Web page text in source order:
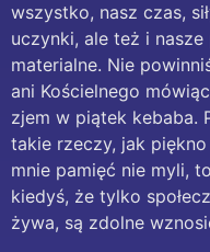
wszystko, nasz czas,
uczynki, ale też i
materialne. Nie
ani Kościelnego
zjem w piątek kebaba.
takie rzeczy, jak
mnie pamięć nie myli,
kiedyś, że tylko
żywa, są zdolne